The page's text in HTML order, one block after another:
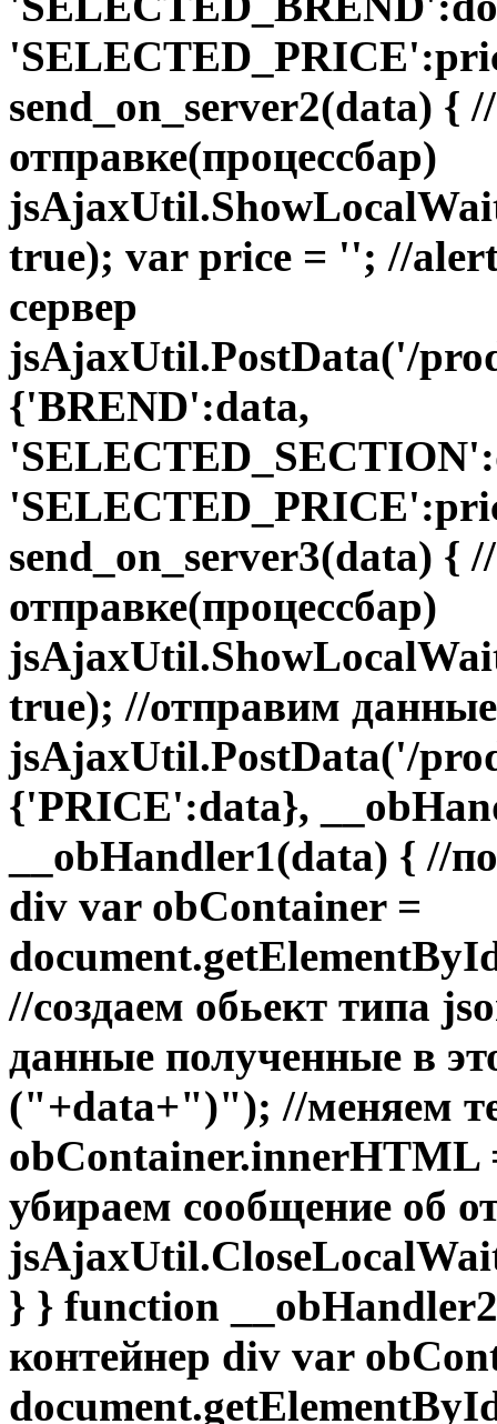
send_on_server2(data) {
отправке(процессбар)
true); var price = ''; //
сервер
jsAjaxUtil.PostData('/
{'BREND':data,
send_on_server3(data) {
отправке(процессбар)
true); //отправим данные
jsAjaxUtil.PostData('/
{'PRICE':data},
__obHandler1(data) { //
div var obContainer =
//создаем обьект типа
данные полученные в
("+data+")"); //меняем
obContainer.innerHTML
убираем сообщение об
} } function
контейнер div var